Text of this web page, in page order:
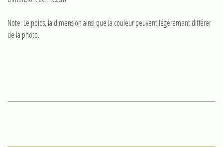
Note: Le poids, la dimension ainsi que la couleur peuvent légèrement différer
de la photo.